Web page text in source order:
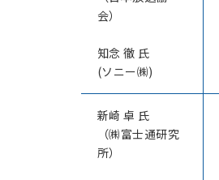
会）
知念 徹 氏
(ソニー㈱)
新崎 卓 氏
（㈱富士通研究
所）